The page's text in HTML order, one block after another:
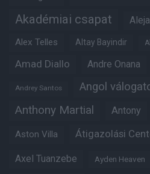
Akadémiai csapat
Alex Telles Altay Bayindir
Amad Diallo Andre Onana
Andrey Santos Angol
Anthony Martial Antony
Aston Villa Átigazolási
Axel Tuanzebe Ayden Heaven